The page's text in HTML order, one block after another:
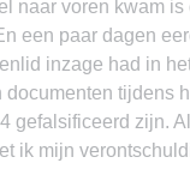
naar voren kwam
een paar dagen
inzage had in
documenten tijdens
gefalsificeerd zijn.
ik mijn